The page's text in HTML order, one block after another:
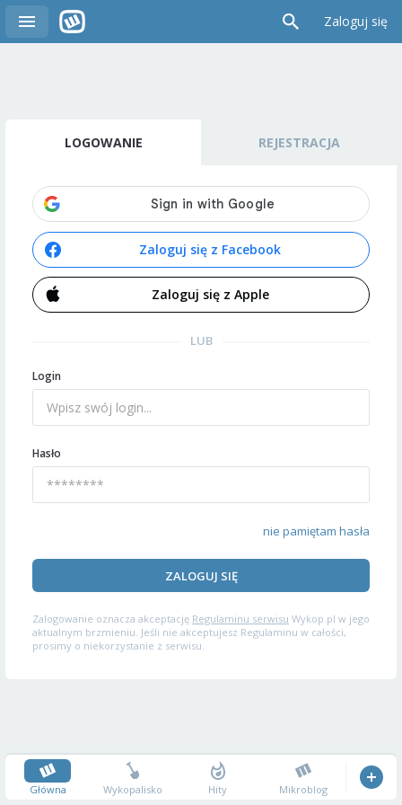
Zaloguj się
LOGOWANIE REJESTRACJA
Zaloguj się z Facebook
Zaloguj się z Apple
LUB
Login
Hasło
nie pamiętam hasła
ZALOGUJ SIĘ
Zalogowanie oznacza akceptację Regulaminu serwisu Wykop.pl w jego
aktualnym brzmieniu. Jeśli nie akceptujesz Regulaminu w całości,
prosimy o niekorzystanie z serwisu.
Główna Wykopalisko Hity Mikroblog